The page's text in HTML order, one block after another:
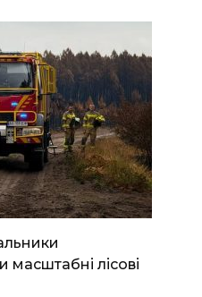
масштабні лісові